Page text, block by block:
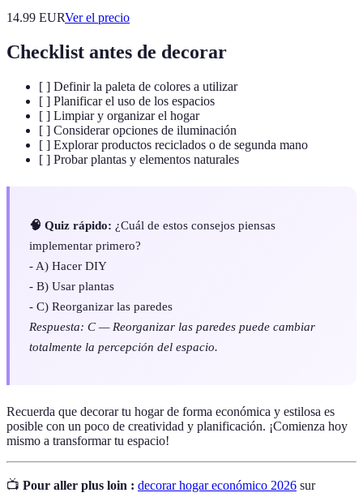
14.99 EURVer el precio
Checklist antes de decorar
[ ] Definir la paleta de colores a utilizar
[ ] Planificar el uso de los espacios
[ ] Limpiar y organizar el hogar
[ ] Considerar opciones de iluminación
[ ] Explorar productos reciclados o de segunda mano
[ ] Probar plantas y elementos naturales
🧠 Quiz rápido: ¿Cuál de estos consejos piensas
implementar primero?
- A) Hacer DIY
- B) Usar plantas
- C) Reorganizar las paredes
Respuesta: C — Reorganizar las paredes puede cambiar
totalmente la percepción del espacio.
Recuerda que decorar tu hogar de forma económica y estilosa es
posible con un poco de creatividad y planificación. ¡Comienza hoy
mismo a transformar tu espacio!
📺 Pour aller plus loin : decorar hogar económico 2026 sur